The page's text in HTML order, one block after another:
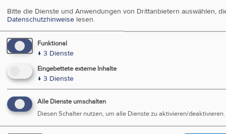
EVW
Footer-
Menü
Datenschutz
Bitte die Dienste und Anwendungen von Drittanbietern auswählen,
Datenschutzhinweise lesen.
Funktional
↓ 3 Dienste
Eingebettete externe Inhalte
↓ 3 Dienste
Alle Dienste umschalten
Diesen Schalter nutzen, um alle Dienste zu aktivieren/deaktivieren.